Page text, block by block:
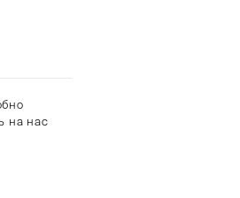
на нас